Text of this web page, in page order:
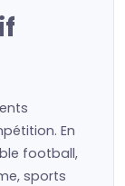
En
football,
sports